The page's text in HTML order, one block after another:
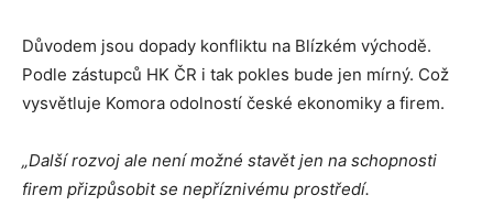
Důvodem jsou dopady konfliktu na Blízkém východě.
Podle zástupců HK ČR i tak pokles bude jen mírný. Což
vysvětluje Komora odolností české ekonomiky a firem.
„Další rozvoj ale není možné stavět jen na schopnosti
firem přizpůsobit se nepříznivému prostředí.